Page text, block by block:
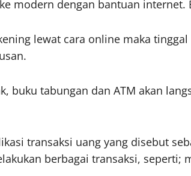
modern dengan bantuan internet.
lewat cara online maka
buku tabungan dan ATM akan
transaksi uang yang disebut
berbagai transaksi,